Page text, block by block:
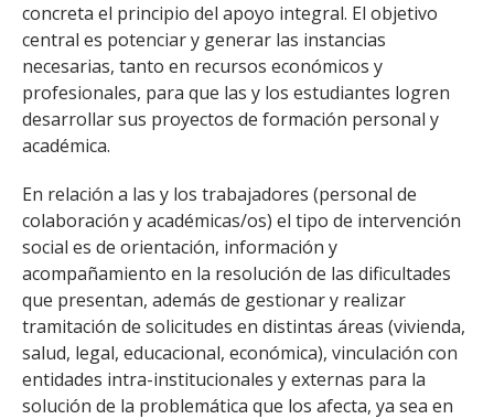
concreta el principio del apoyo integral. El objetivo
central es potenciar y generar las instancias
necesarias, tanto en recursos económicos y
profesionales, para que las y los estudiantes logren
desarrollar sus proyectos de formación personal y
académica.
En relación a las y los trabajadores (personal de
colaboración y académicas/os) el tipo de intervención
social es de orientación, información y
acompañamiento en la resolución de las dificultades
que presentan, además de gestionar y realizar
tramitación de solicitudes en distintas áreas (vivienda,
salud, legal, educacional, económica), vinculación con
entidades intra-institucionales y externas para la
solución de la problemática que los afecta, ya sea en